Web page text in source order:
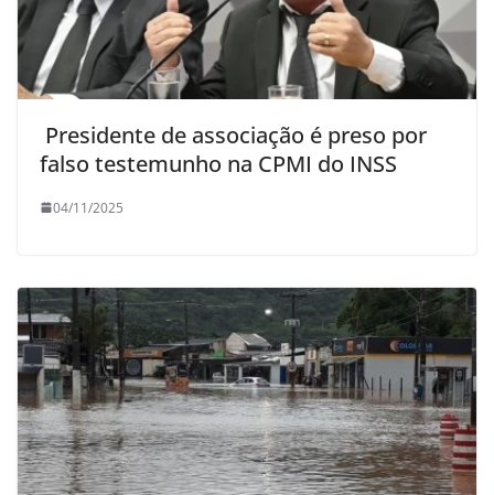
Presidente de associação é preso por
falso testemunho na CPMI do INSS
04/11/2025